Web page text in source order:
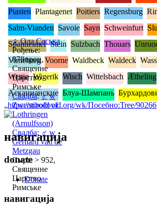
♀ Ода Саська
Рођење:
878проц,
Священне
Царство
Римське
Свадба:♂ w
Zwentibold of
Lothringen
(Arnulfsson)
Свадба: ♂ w
Gerhard van de
Metzgau
Смрт: > 952,
Священне
Царство
Римське
Piasten Plantagenet Poitiers Regensburg
Salm-Vianden Savoie Sayn Schweinfurt
Spanheimer Stein Sulzbach Thouars
Virneburg Voorne Waldbeck Waldeck
Wettin Wigerik Wisch Wittelsbach Ætheling
Асканианские Блуа-Шампань
„https://sr.rodovid.org/wk/Посебно:Tree/90266
навигација
donate
Donate
навигација